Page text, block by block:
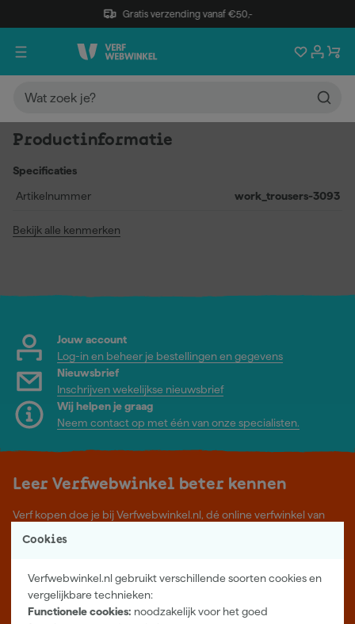
Gratis verzending vanaf €50,-
Cookies
Verfwebwinkel.nl gebruikt verschillende soorten cookies en
vergelijkbare technieken:
Functionele cookies: noodzakelijk voor het goed
Productinformatie
Specificaties
Artikelnummer
work_trousers-3093
Bekijk alle kenmerken
Jouw account
Log-in en beheer je bestellingen en gegevens
Nieuwsbrief
Inschrijven wekelijkse nieuwsbrief
Wij helpen je graag
Neem contact op met één van onze specialisten.
Leer Verfwebwinkel beter kennen
Verf kopen doe je bij Verfwebwinkel.nl, dé online verfwinkel van
Nederland. Voordelige verf van topkwaliteit en gratis deskundig
Meer over ons
Showroom in Tilburg